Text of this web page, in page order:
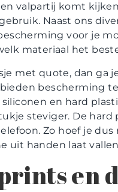
valpartij komt
Naast ons
voor je
materiaal het
met quote, dan ga
bescherming
en hard
steviger. De
Zo hoef je dus
uit handen laat
en